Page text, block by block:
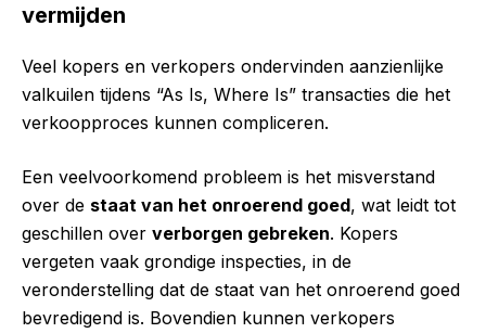
vermijden
Veel kopers en verkopers ondervinden aanzienlijke
valkuilen tijdens “As Is, Where Is” transacties die het
verkoopproces kunnen compliceren.
Een veelvoorkomend probleem is het misverstand
over de staat van het onroerend goed, wat leidt tot
geschillen over verborgen gebreken. Kopers
vergeten vaak grondige inspecties, in de
veronderstelling dat de staat van het onroerend goed
bevredigend is. Bovendien kunnen verkopers